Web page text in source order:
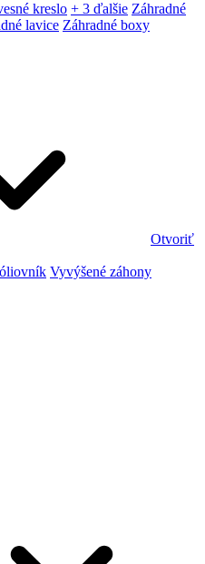
kreslo + 3 ďalšie Záhradné
lavice Záhradné boxy
Otvoriť
Vyvýšené záhony